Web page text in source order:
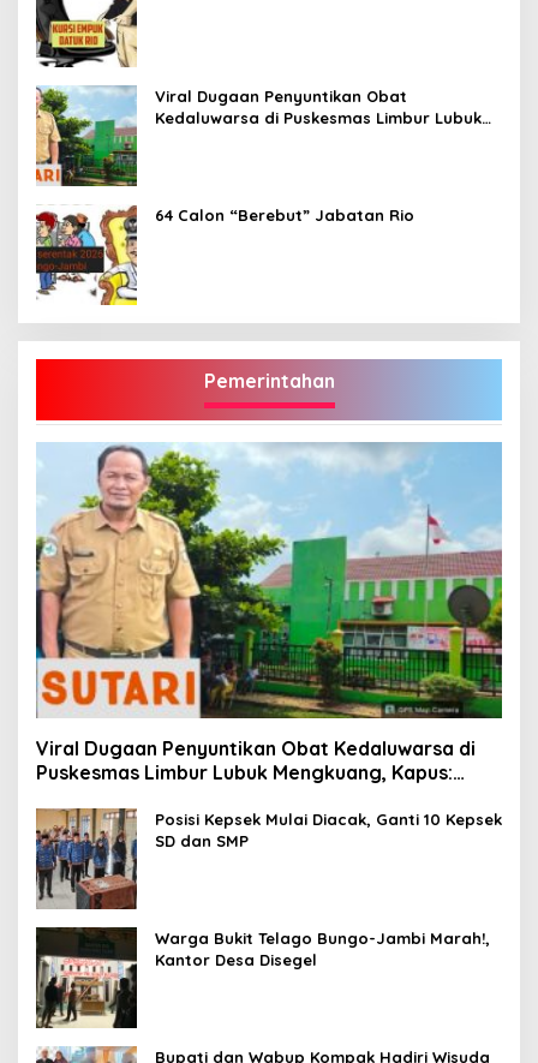
Viral Dugaan Penyuntikan Obat
Kedaluwarsa di Puskesmas Limbur Lubuk
64 Calon “Berebut” Jabatan Rio
Pemerintahan
Viral Dugaan Penyuntikan Obat Kedaluwarsa di
Puskesmas Limbur Lubuk Mengkuang, Kapus:
Posisi Kepsek Mulai Diacak, Ganti 10 Kepsek
SD dan SMP
Warga Bukit Telago Bungo-Jambi Marah!,
Kantor Desa Disegel
Bupati dan Wabup Kompak Hadiri Wisuda